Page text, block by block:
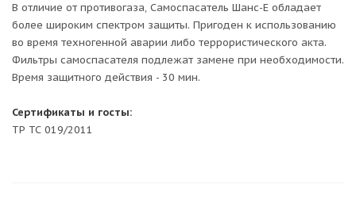
В отличие от противогаза, Самоспасатель Шанс-Е обладает
более широким спектром защиты. Пригоден к использованию
во время техногенной аварии либо террористического акта.
Фильтры самоспасателя подлежат замене при необходимости.
Время защитного действия - 30 мин.
Сертификаты и госты:
ТР ТС 019/2011